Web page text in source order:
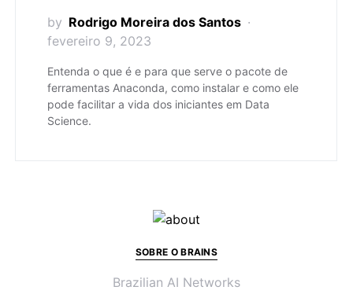
by Rodrigo Moreira dos Santos
fevereiro 9, 2023
Entenda o que é e para que serve o pacote de
ferramentas Anaconda, como instalar e como ele
pode facilitar a vida dos iniciantes em Data
Science.
SOBRE O BRAINS
Brazilian AI Networks